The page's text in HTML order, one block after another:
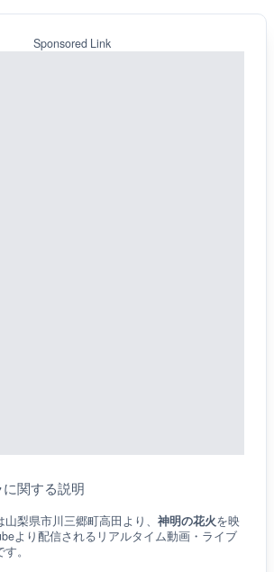
Sponsored Link
関する説明
梨県市川三郷町高田より、 神明の花火を映
より配信されるリアルタイム動画・ライブ
。